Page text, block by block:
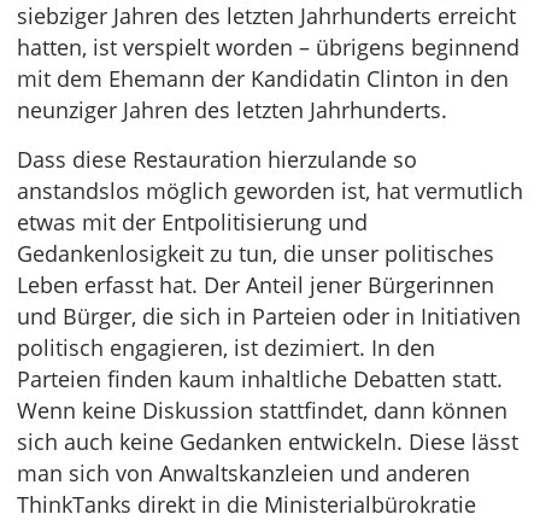
siebziger Jahren des letzten Jahrhunderts erreicht
hatten, ist verspielt worden – übrigens beginnend
mit dem Ehemann der Kandidatin Clinton in den
neunziger Jahren des letzten Jahrhunderts.
Dass diese Restauration hierzulande so
anstandslos möglich geworden ist, hat vermutlich
etwas mit der Entpolitisierung und
Gedankenlosigkeit zu tun, die unser politisches
Leben erfasst hat. Der Anteil jener Bürgerinnen
und Bürger, die sich in Parteien oder in Initiativen
politisch engagieren, ist dezimiert. In den
Parteien finden kaum inhaltliche Debatten statt.
Wenn keine Diskussion stattfindet, dann können
sich auch keine Gedanken entwickeln. Diese lässt
man sich von Anwaltskanzleien und anderen
ThinkTanks direkt in die Ministerialbürokratie